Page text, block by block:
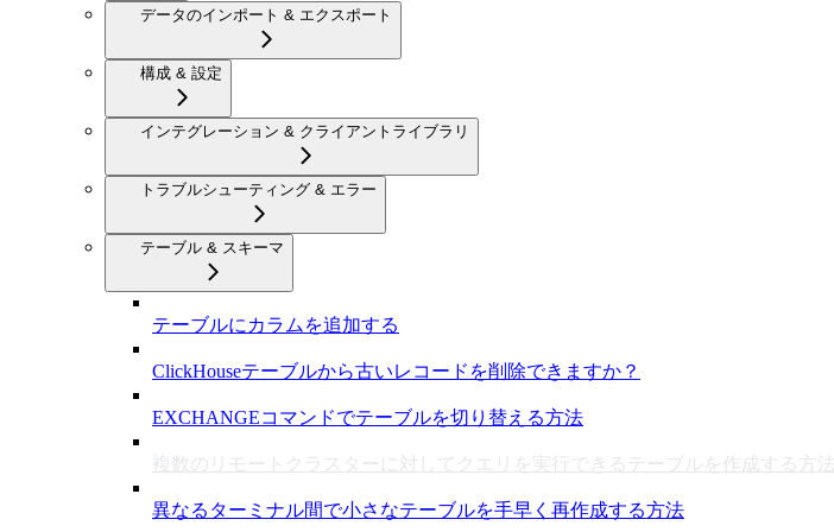
データのインポート & エクスポート
構成 & 設定
インテグレーション & クライアントライブラリ
トラブルシューティング & エラー
テーブル & スキーマ
テーブルにカラムを追加する
ClickHouseテーブルから古いレコードを削除できますか？
EXCHANGEコマンドでテーブルを切り替える方法
複数のリモートクラスターに対してクエリを実行できるテーブルを作成する方法
異なるターミナル間で小さなテーブルを手早く再作成する方法